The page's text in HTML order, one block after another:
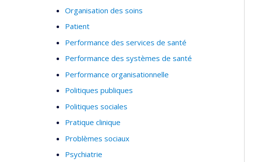
Organisation des soins
Patient
Performance des services de santé
Performance des systèmes de santé
Performance organisationnelle
Politiques publiques
Politiques sociales
Pratique clinique
Problèmes sociaux
Psychiatrie